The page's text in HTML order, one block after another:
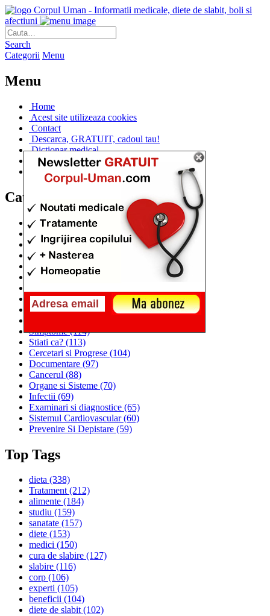
Corpul Uman - Informatii medicale, diete de slabit, boli si
afectiuni
Search
Categorii Menu
Menu
Home
Acest site utilizeaza cookies
Contact
Descarca, GRATUIT, cadoul tau!
Dictionar medical
Dr. Cristina IANUC
Linkuri utile
Categorii
Diete si cure de slabire
(706)
Afectiuni si Boli
(401)
Corpul de la A la Z(315)
Medicina Naturista
Anatomie
(295)
Alimentatia(259)
Sanatatea si Preventia(170)
Interventii si Tratamente(167)
Simptome(114)
Stiati ca? (113)
Cercetari si Progrese (104)
Documentare (97)
Cancerul (88)
Organe si Sisteme (70)
Infectii (69)
Examinari si diagnostice (65)
Sistemul Cardiovascular(60)
Prevenire Si Depistare (59)
Top Tags
dieta (338)
Tratament(212)
alimente (184)
studiu (159)
sanatate (157)
diete (153)
medici (150)
cura de slabire (127)
slabire (116)
corp (106)
experti (105)
beneficii (104)
diete de slabit(102)